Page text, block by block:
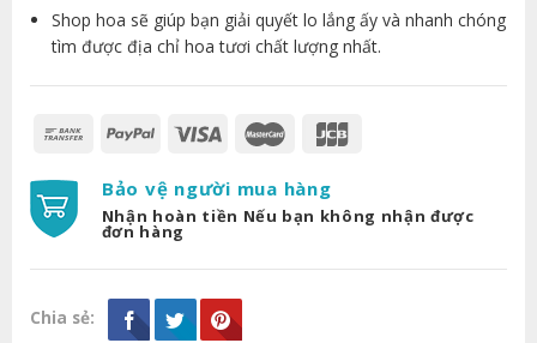
Shop hoa sẽ giúp bạn giải quyết lo lắng ấy và nhanh chóng
tìm được địa chỉ hoa tươi chất lượng nhất.
Bảo vệ người mua hàng
Nhận hoàn tiền Nếu bạn không nhận được
đơn hàng
Chia sẻ: